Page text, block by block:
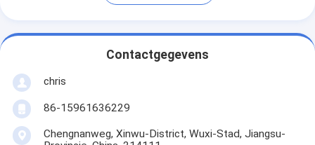
Contactgegevens
chris
86-15961636229
Chengnanweg, Xinwu-District, Wuxi-Stad, Jiangsu-